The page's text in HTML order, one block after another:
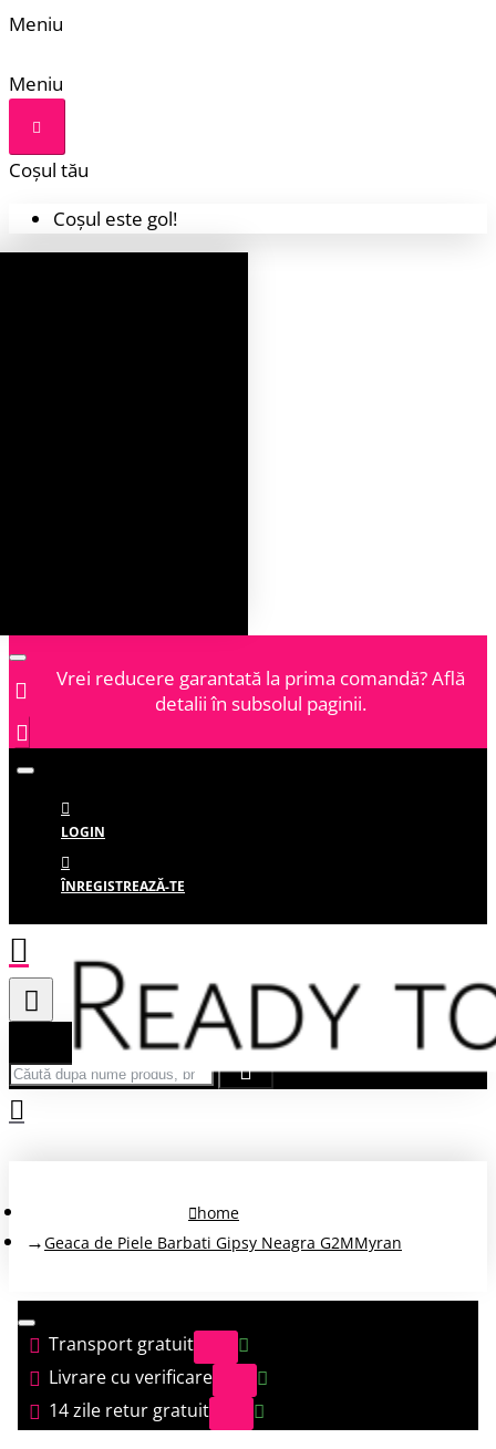
Meniu
Meniu
Coșul tău
Coșul este gol!
Vrei reducere garantată la prima comandă? Află
detalii în subsolul paginii.
LOGIN
ÎNREGISTREAZĂ-TE
Căută după nume produs, brand...
home
Geaca de Piele Barbati Gipsy Neagra G2MMyran
Transport gratuit
Livrare cu verificare
14 zile retur gratuit